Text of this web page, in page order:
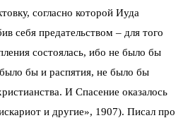
согласно которой Иуда
себя предательством – для того
состоялась, ибо не было бы
бы и распятия, не было бы
И Спасение оказалось
и другие», 1907). Писал про